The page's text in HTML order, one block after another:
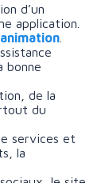
d’un
application.
bonne
de la
du
services et
la